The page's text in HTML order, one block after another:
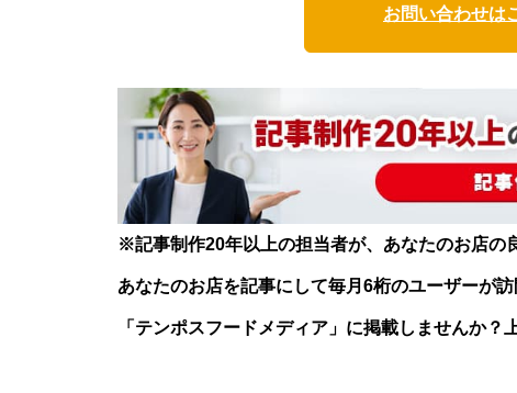
お問い合わせは
※記事制作20年以上の担当者が、あなたのお店の
あなたのお店を記事にして毎月6桁のユーザーが
「テンポスフードメディア」に掲載しませんか